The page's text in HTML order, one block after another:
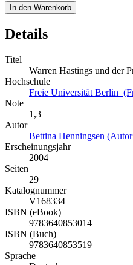
In den Warenkorb
Details
Titel
Warren Hastings und der
Hochschule
Freie Universität Berlin
Note
1,3
Autor
Bettina Henningsen
Erscheinungsjahr
2004
Seiten
29
Katalognummer
V168334
ISBN (eBook)
9783640853014
ISBN (Buch)
9783640853519
Sprache